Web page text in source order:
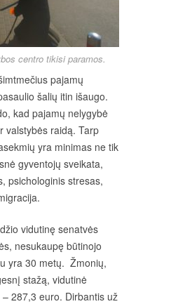
centro tikisi paramos.
pajamų
šalių itin išaugo.
kad pajamų nelygybė
valstybės raidą. Tarp
yra minimas ne tik
gyventojų sveikata,
psichologinis stresas,
vidutinę senatvės
nesukaupę būtinojo
yra 30 metų. Žmonių,
stažą, vidutinė
287,3 euro. Dirbantis už